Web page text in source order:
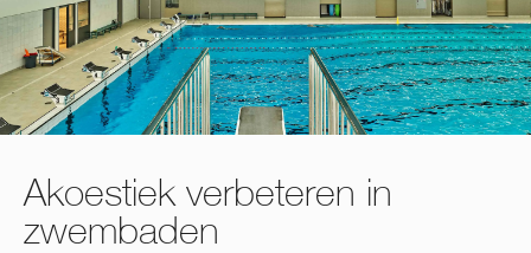
Akoestiek verbeteren in
zwembaden